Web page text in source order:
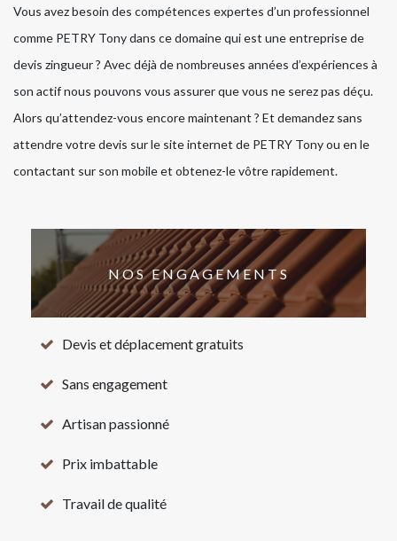
Vous avez besoin des compétences expertes d’un professionnel
comme PETRY Tony dans ce domaine qui est une entreprise de
devis zingueur ? Avec déjà de nombreuses années d’expériences à
son actif nous pouvons vous assurer que vous ne serez pas déçu.
Alors qu’attendez-vous encore maintenant ? Et demandez sans
attendre votre devis sur le site internet de PETRY Tony ou en le
contactant sur son mobile et obtenez-le vôtre rapidement.
NOS ENGAGEMENTS
Devis et déplacement gratuits
Sans engagement
Artisan passionné
Prix imbattable
Travail de qualité